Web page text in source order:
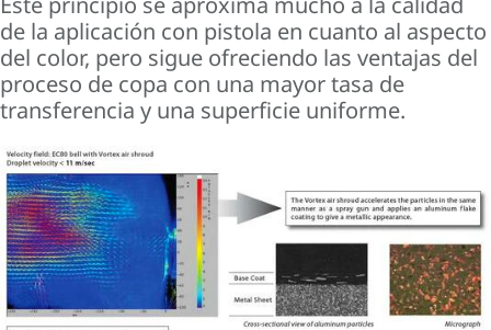
de la aplicación con pistola en cuanto al aspecto
del color, pero sigue ofreciendo las ventajas del
proceso de copa con una mayor tasa de
transferencia y una superficie uniforme.